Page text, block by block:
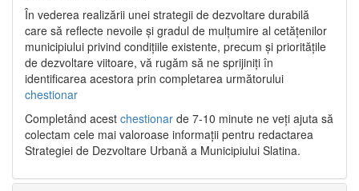
În vederea realizării unei strategii de dezvoltare durabilă
care să reflecte nevoile și gradul de mulțumire al cetățenilor
municipiului privind condițiile existente, precum și prioritățile
de dezvoltare viitoare, vă rugăm să ne sprijiniți în
identificarea acestora prin completarea următorului
chestionar
Completând acest chestionar de 7-10 minute ne veți ajuta să
colectam cele mai valoroase informații pentru redactarea
Strategiei de Dezvoltare Urbană a Municipiului Slatina.